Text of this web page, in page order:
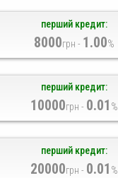
перший кредит:
8000грн - 1.00%
перший кредит:
10000грн - 0.01 %
перший кредит:
20000грн - 0.01 %